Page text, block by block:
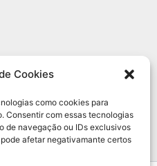
Cookies
como cookies para
Consentir com essas tecnologias
de navegação ou IDs exclusivos
afetar negativamante certos
sobre tecnologia,